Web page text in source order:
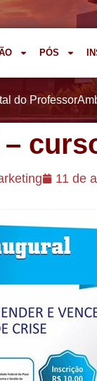
PÓS
do Professor
11 de